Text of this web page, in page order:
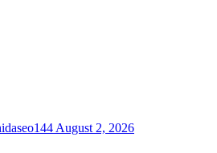
August 2, 2026